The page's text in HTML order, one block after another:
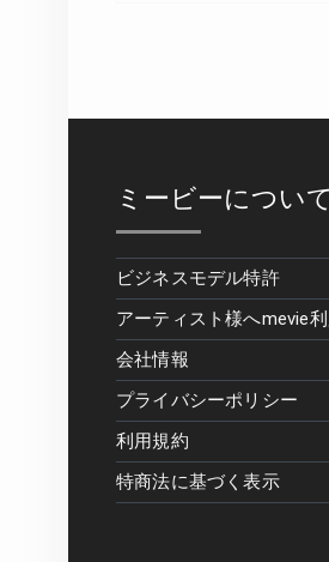
ミービーについて
ビジネスモデル特許
アーティスト様へmevie
会社情報
プライバシーポリシー
利用規約
特商法に基づく表示